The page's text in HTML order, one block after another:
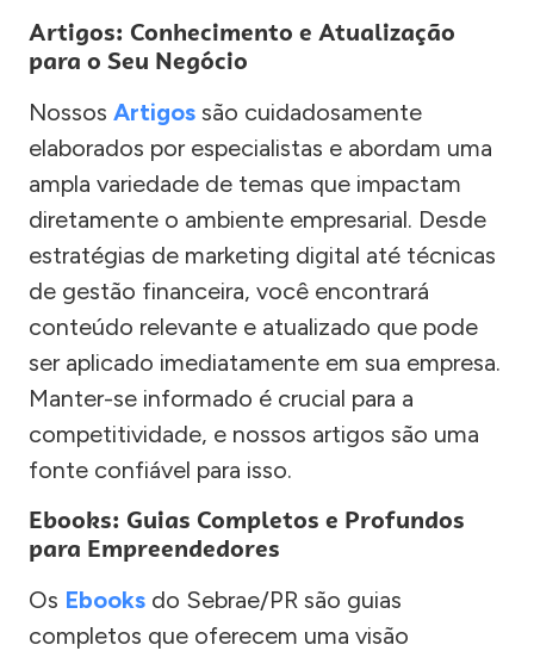
Artigos: Conhecimento e Atualização
para o Seu Negócio
Nossos Artigos são cuidadosamente
elaborados por especialistas e abordam uma
ampla variedade de temas que impactam
diretamente o ambiente empresarial. Desde
estratégias de marketing digital até técnicas
de gestão financeira, você encontrará
conteúdo relevante e atualizado que pode
ser aplicado imediatamente em sua empresa.
Manter-se informado é crucial para a
competitividade, e nossos artigos são uma
fonte confiável para isso.
Ebooks: Guias Completos e Profundos
para Empreendedores
Os Ebooks do Sebrae/PR são guias
completos que oferecem uma visão